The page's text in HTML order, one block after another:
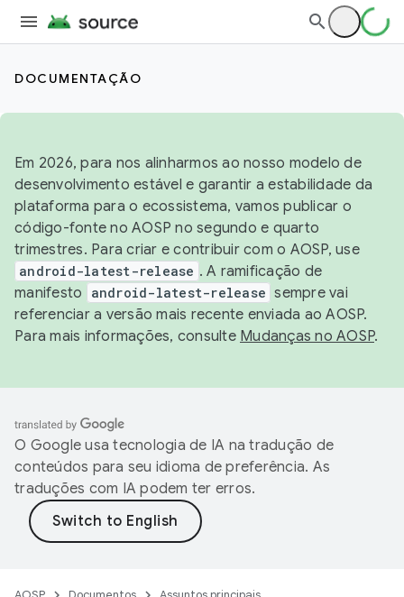
DOCUMENTAÇÃO
Em 2026, para nos alinharmos ao nosso modelo de
desenvolvimento estável e garantir a estabilidade da
plataforma para o ecossistema, vamos publicar o
código-fonte no AOSP no segundo e quarto
trimestres. Para criar e contribuir com o AOSP, use
android-latest-release . A ramificação de
manifesto
android-latest-release sempre vai
referenciar a versão mais recente enviada ao AOSP.
Para mais informações, consulte Mudanças no AOSP.
O Google usa tecnologia de IA na tradução de
conteúdos para seu idioma de preferência. As
traduções com IA podem ter erros.